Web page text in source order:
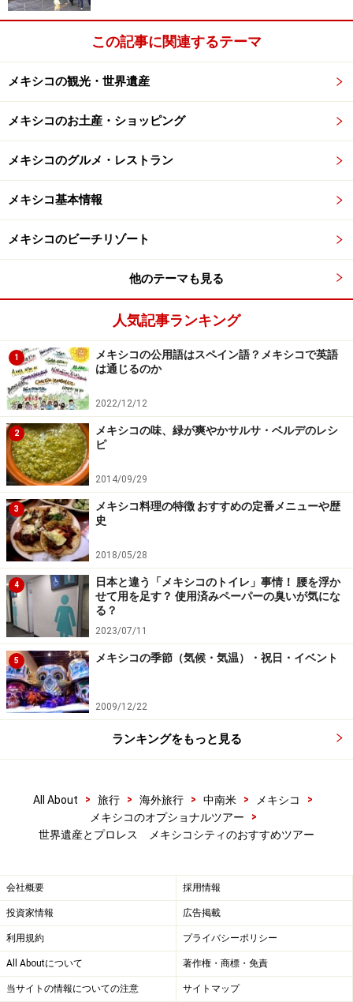
は、今も昔も人々に変わらない感動を与えます。
メキシコシティ市内観光＆世界遺産テオティワカン
遺跡ツアー(大人 130ドル～)
コ・ミスコアック・クイクイルコ遺跡観光ツアー(大
人 140ドル～)
グァダルーペ教会＆テオティワカン遺跡ツアー(大人
40ドル～)
■コロニアル都市でスペイン領時代を振り返る
サン・ミゲル・デ・アジェンデ 夜のラ・ポロキア教会。美
栄華を極めたアステカ帝国でしたが、やがて海を渡って
やってきたスペイン軍との戦いに負け滅亡。都市は遺跡
となり、あちこちにヨーロッパ風の街が作られました。
それらが今日の「コロニアル都市」なのです。成り立ち
を聞けば、悲しい歴史の残骸のようですが、実際はカラ
フルな建物とメキシコの太陽から降り注ぐ明るい光に満
ちたおとぎの国のような町並みです。サン・ミゲル・
デ・アジェンデのラ・ポロキア教会など、荘厳かつエレ
ガントな佇まいの建築物は人気の観光名所です。また、
メキシコテイストとスペインテイストが混じりあったハ
イセンスな雑貨を扱うお店も多く、女子旅の目的地とし
て選ばれることも少なくありません。
世界遺産ケレタロとサン・ミゲル・デ・アジェンデ
1日観光ツアー(大人 225ドル～)
コロニアル都市探訪 1泊2日ツアー(大人 379ドル～)
「常春の街」クエルナバカ＆タスコ観光ツアー(大人
76ドル～)
■エンタメだって楽しみたいなら、メキシコプロレス
「ルチャリブレ」
ルチャドーラ(女子レスラー)もマスク着用。ルチャリブレ・
レスラーの命そのもの
最後に、歴史・世界遺産とは真逆のこちらをご紹介。メ
キシコのエネルギッシュさに触れずには、帰路の飛行機
には乗れません！ メキシコシティに行ったなら必ず足を
この記事に関連するテーマ
メキシコの観光・世界遺産
メキシコのお土産・ショッピング
メキシコのグルメ・レストラン
メキシコ基本情報
メキシコのビーチリゾート
他のテーマも見る
人気記事ランキング
1
メキシコの公用語はスペイン語？メキシコで英語
は通じるのか
2022/12/12
2
メキシコの味、緑が爽やかサルサ・ベルデのレシ
ピ
2014/09/29
3
メキシコ料理の特徴 おすすめの定番メニューや歴
史
2018/05/28
4
日本と違う「メキシコのトイレ」事情！ 腰を浮か
せて用を足す？ 使用済みペーパーの臭いが気にな
る？
2023/07/11
5 メキシコの季節（気候・気温）・祝日・イベント
2009/12/22
ランキングをもっと見る
All About > 旅行 > 海外旅行 > 中南米 > メキシコ
>
メキシコのオプショナルツアー
>
世界遺産とプロレス メキシコシティのおすすめツアー
会社概要 採用情報
投資家情報 広告掲載
利用規約 プライバシーポリシー
All Aboutについて 著作権・商標・免責
当サイトの情報についての注意 サイトマップ